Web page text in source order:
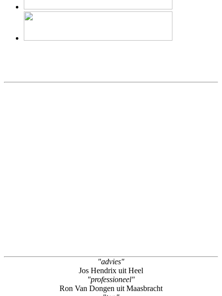
"advies"
Jos Hendrix uit Heel
"professioneel"
Ron Van Dongen uit Maasbracht